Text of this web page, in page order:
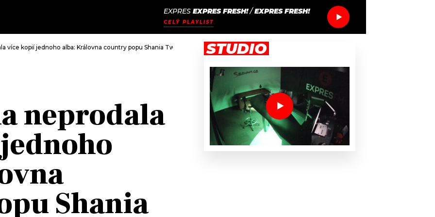
EXPRES EXPRES FRESH!/EXPRES FRESH!
CELÝ PLAYLIST
více kopií jednoho alba: Královna country popu Shania Twain slaví narozeniny
neprodala
Shania
STUDIO